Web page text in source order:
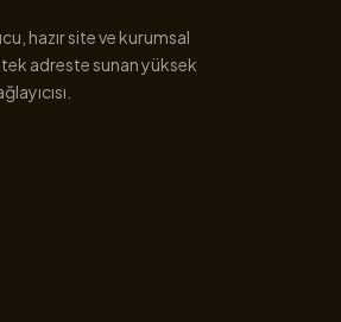
hazır site ve kurumsal
adreste sunan yüksek